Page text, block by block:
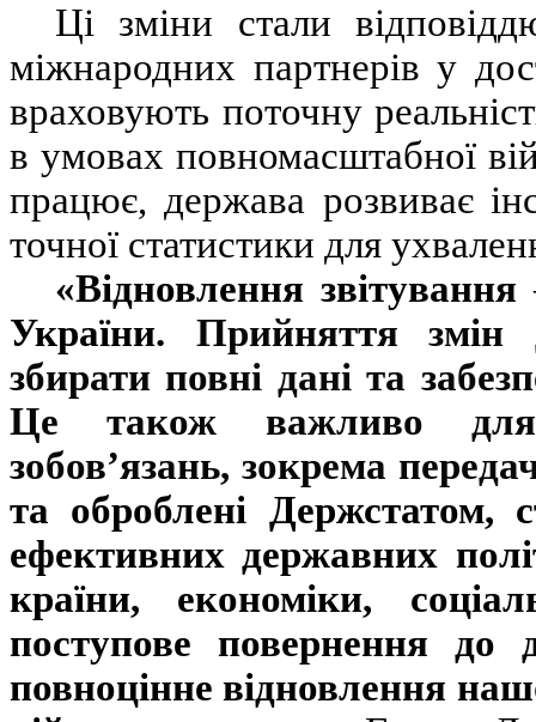
Ці зміни стали
міжнародних партнерів у
враховують поточну
в умовах повномасштабної
працює, держава розвиває
точної статистики для
«Відновлення звітування
України. Прийняття змін
збирати повні дані та
Це також важливо для
зобов’язань, зокрема
та оброблені Держстатом,
ефективних державних
країни, економіки,
поступове повернення до
повноцінне відновлення